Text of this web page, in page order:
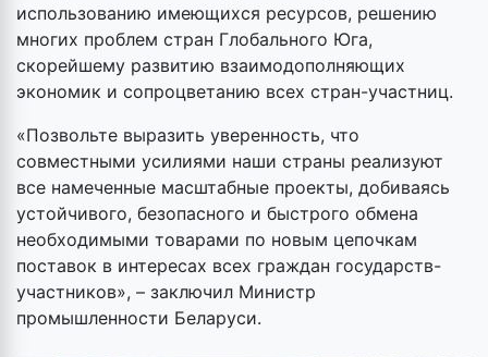
использованию имеющихся ресурсов, решению
многих проблем стран Глобального Юга,
скорейшему развитию взаимодополняющих
экономик и сопроцветанию всех стран-участниц.
«Позвольте выразить уверенность, что
совместными усилиями наши страны реализуют
все намеченные масштабные проекты, добиваясь
устойчивого, безопасного и быстрого обмена
необходимыми товарами по новым цепочкам
поставок в интересах всех граждан государств-
участников», – заключил Министр
промышленности Беларуси.